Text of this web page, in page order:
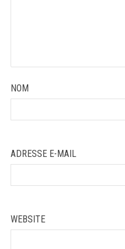
NOM
ADRESSE E-MAIL
WEBSITE